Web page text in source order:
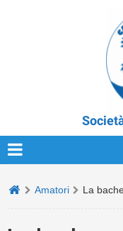
Amatori La